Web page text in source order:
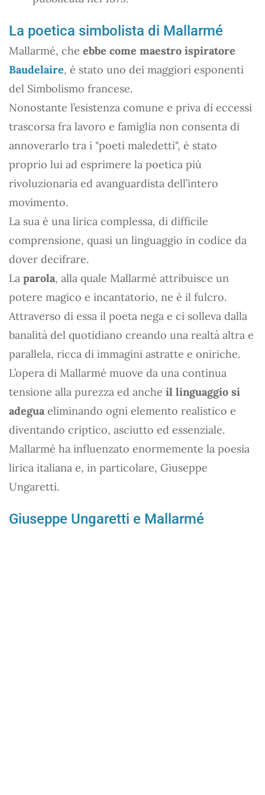
La poetica simbolista di Mallarmé
Mallarmé, che ebbe come maestro ispiratore
Baudelaire, è stato uno dei maggiori esponenti
del Simbolismo francese.
Nonostante l’esistenza comune e priva di eccessi
trascorsa fra lavoro e famiglia non consenta di
annoverarlo tra i "poeti maledetti", è stato
proprio lui ad esprimere la poetica più
rivoluzionaria ed avanguardista dell’intero
movimento.
La sua è una lirica complessa, di difficile
comprensione, quasi un linguaggio in codice da
dover decifrare.
La parola, alla quale Mallarmé attribuisce un
potere magico e incantatorio, ne è il fulcro.
Attraverso di essa il poeta nega e ci solleva dalla
banalità del quotidiano creando una realtà altra e
parallela, ricca di immagini astratte e oniriche.
L’opera di Mallarmé muove da una continua
tensione alla purezza ed anche il linguaggio si
adegua eliminando ogni elemento realistico e
diventando criptico, asciutto ed essenziale.
Mallarmé ha influenzato enormemente la poesia
lirica italiana e, in particolare, Giuseppe
Ungaretti.
Giuseppe Ungaretti e Mallarmé